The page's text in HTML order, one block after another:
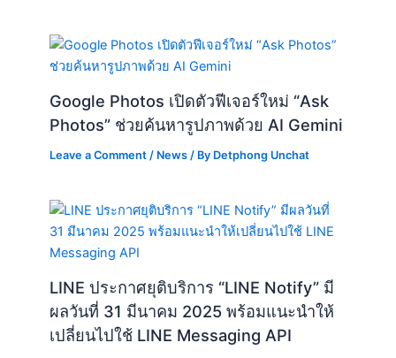
Google Photos เปิดตัวฟีเจอร์ใหม่ “Ask
Photos” ช่วยค้นหารูปภาพด้วย AI Gemini
Leave a Comment / News / By Detphong Unchat
LINE ประกาศยุติบริการ “LINE Notify” มี
ผลวันที่ 31 มีนาคม 2025 พร้อมแนะนำให้
เปลี่ยนไปใช้ LINE Messaging API